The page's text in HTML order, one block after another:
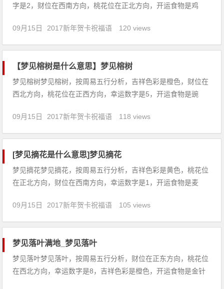
字是2，财位在西南方向，桃花位在正北方向，开运食物是鸡
预示着你能找出有效的办法，能够很快的改善与家人的关系，重
新回到以前幸福的生活。2、已婚女人梦见自己的脚肿，预示家
09月15日 2017新年贺卡祝福语 120 views
【梦见榕树是什么意思】梦见榕树
梦见榕树梦见榕树，按周易五行分析，吉祥色彩是橙色，财位在
西北方向，桃花位在正西方向，幸运数字是5，开运食物是豌
兆做梦的人会大吉大利，生活会幸福富裕。2、未婚女子梦见高
大的大榕树结满果实，会嫁到一个自己理想的男人。3、已婚女
09月15日 2017新年贺卡祝福语 118 views
[梦见摘花是什么意思]梦见摘花
梦见摘花梦见摘花，按周易五行分析，吉祥色彩是黄色，桃花位
在正北方向，财位在西南方向，幸运数字是1，开运食物是麦
一个国色天香的少女为妻。2、梦见采摘鲜花，生意兴隆或家庭
幸福，你会觅得好的对象。3、未婚者梦见摘花，预示着你日后
09月15日 2017新年贺卡祝福语 105 views
梦见落叶满地_梦见落叶
梦见落叶梦见落叶，按周易五行分析，财位在正东方向，桃花位
在西北方向，幸运数字是8，吉祥色彩是橙色，开运食物是金针